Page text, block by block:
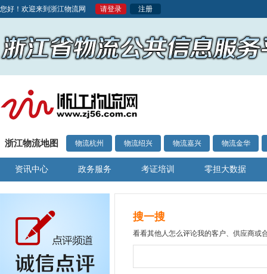
您好！欢迎来到浙江物流网 请登录 注册
浙江物流地图 物流杭州 物流绍兴 物流嘉兴 物流金华
资讯中心 政务服务 考证培训 零担大数据
搜一搜
看看其他人怎么评论我的客户、供应商或